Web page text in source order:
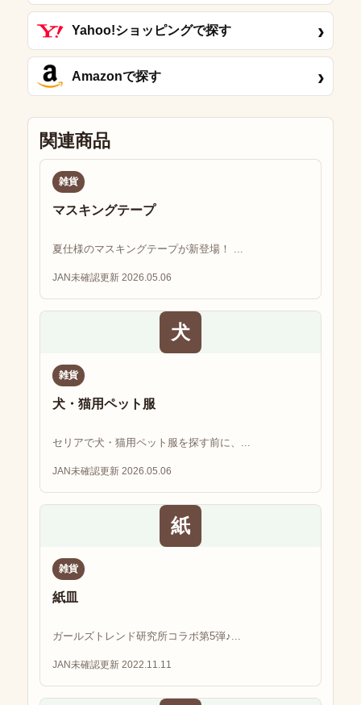
Yahoo!ショッピングで探す ›
Amazonで探す ›
関連商品
雑貨
マスキングテープ
夏仕様のマスキングテープが新登場！ ...
JAN未確認更新 2026.05.06
犬
雑貨
犬・猫用ペット服
セリアで犬・猫用ペット服を探す前に、...
JAN未確認更新 2026.05.06
紙
雑貨
紙皿
ガールズトレンド研究所コラボ第5弾♪...
JAN未確認更新 2022.11.11